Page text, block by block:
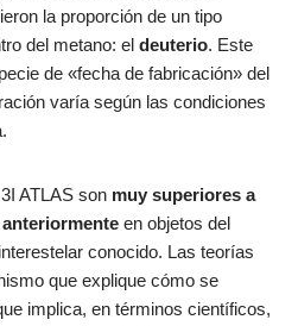
la proporción de un tipo
del metano: el deuterio. Este
de «fecha de fabricación» del
varía según las condiciones
ATLAS son muy superiores a
en objetos del
conocido. Las teorías
que explique cómo se
implica, en términos científicos,